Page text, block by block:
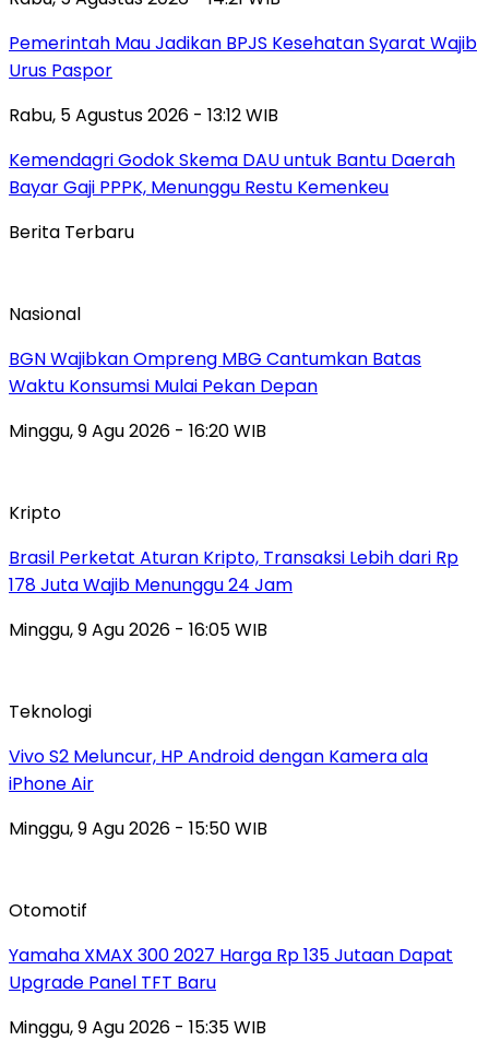
Pemerintah Mau Jadikan BPJS Kesehatan Syarat Wajib
Urus Paspor
Rabu, 5 Agustus 2026 - 13:12 WIB
Kemendagri Godok Skema DAU untuk Bantu Daerah
Bayar Gaji PPPK, Menunggu Restu Kemenkeu
Berita Terbaru
Nasional
BGN Wajibkan Ompreng MBG Cantumkan Batas
Waktu Konsumsi Mulai Pekan Depan
Minggu, 9 Agu 2026 - 16:20 WIB
Kripto
Brasil Perketat Aturan Kripto, Transaksi Lebih dari Rp
178 Juta Wajib Menunggu 24 Jam
Minggu, 9 Agu 2026 - 16:05 WIB
Teknologi
Vivo S2 Meluncur, HP Android dengan Kamera ala
iPhone Air
Minggu, 9 Agu 2026 - 15:50 WIB
Otomotif
Yamaha XMAX 300 2027 Harga Rp 135 Jutaan Dapat
Upgrade Panel TFT Baru
Minggu, 9 Agu 2026 - 15:35 WIB